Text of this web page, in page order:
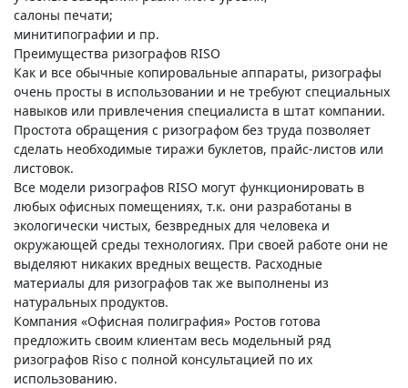
салоны печати;
минитипографии и пр.
Преимущества ризографов RISO
Как и все обычные копировальные аппараты, ризографы
очень просты в использовании и не требуют специальных
навыков или привлечения специалиста в штат компании.
Простота обращения с ризографом без труда позволяет
сделать необходимые тиражи буклетов, прайс-листов или
листовок.
Все модели ризографов RISO могут функционировать в
любых офисных помещениях, т.к. они разработаны в
экологически чистых, безвредных для человека и
окружающей среды технологиях. При своей работе они не
выделяют никаких вредных веществ. Расходные
материалы для ризографов так же выполнены из
натуральных продуктов.
Компания «Офисная полиграфия» Ростов готова
предложить своим клиентам весь модельный ряд
ризографов Riso с полной консультацией по их
использованию.